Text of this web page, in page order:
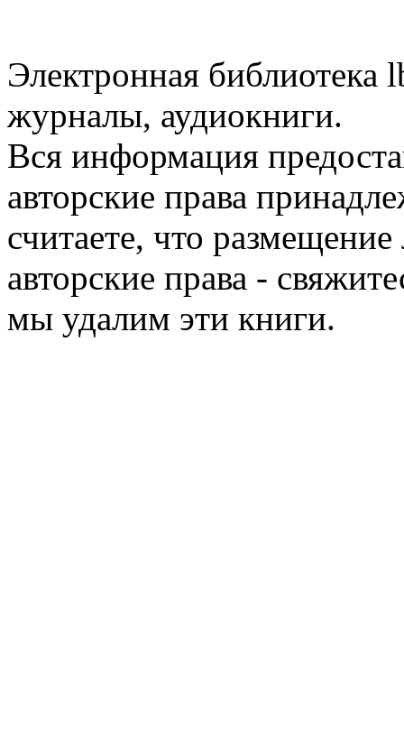
Электронная библиотека
журналы, аудиокниги.
Вся информация
авторские права
считаете, что
авторские права -
мы удалим эти книги.